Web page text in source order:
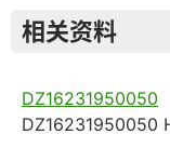
相关资料
DZ16231950050
DZ16231950050